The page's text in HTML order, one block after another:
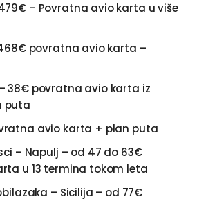
– Povratna avio karta u više
povratna avio karta –
38€ povratna avio karta iz
puta
avio karta + plan puta
– Napulj – od 47 do 63€
u 13 termina tokom leta
– Sicilija – od 77€